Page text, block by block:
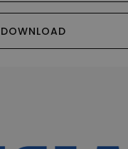
DOWNLOAD